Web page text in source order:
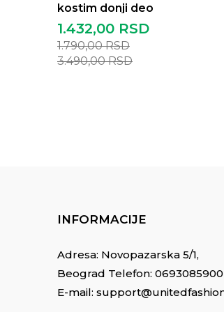
kostim donji deo
1.432,00 RSD
1.790,00RSD
3.490,00RSD
INFORMACIJE
Adresa: Novopazarska 5/1,
Beograd Telefon: 0693085900
E-mail: